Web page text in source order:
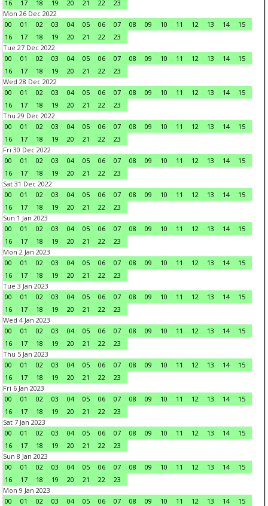
16
17 18 19 20 21 22
23
Mon 26 Dec 2022
00
01 02 03 04 05 06 07 08 09 10 11 12 13 14
15
16
17 18 19 20 21 22
23
Tue 27 Dec 2022
00
01 02 03 04 05 06 07 08 09 10 11 12 13 14
15
16
17 18 19 20 21 22
23
Wed 28 Dec 2022
00
01 02 03 04 05 06 07 08 09 10 11 12 13 14
15
16
17 18 19 20 21 22
23
Thu 29 Dec 2022
00
01 02 03 04 05 06 07 08 09 10 11 12 13 14
15
16
17 18 19 20 21 22
23
Fri 30 Dec 2022
00
01 02 03 04 05 06 07 08 09 10 11 12 13 14
15
16
17 18 19 20 21 22
23
Sat 31 Dec 2022
00
01 02 03 04 05 06 07 08 09 10 11 12 13 14
15
16
17 18 19 20 21 22
23
Sun 1 Jan 2023
00
01 02 03 04 05 06 07 08 09 10 11 12 13 14
15
16
17 18 19 20 21 22
23
Mon 2 Jan 2023
00
01 02 03 04 05 06 07 08 09 10 11 12 13 14
15
16
17 18 19 20 21 22
23
Tue 3 Jan 2023
00
01 02 03 04 05 06 07 08 09 10 11 12 13 14
15
16
17 18 19 20 21 22
23
Wed 4 Jan 2023
00
01 02 03 04 05 06 07 08 09 10 11 12 13 14
15
16
17 18 19 20 21 22
23
Thu 5 Jan 2023
00
01 02 03 04 05 06 07 08 09 10 11 12 13 14
15
16
17 18 19 20 21 22
23
Fri 6 Jan 2023
00
01 02 03 04 05 06 07 08 09 10 11 12 13 14
15
16
17 18 19 20 21 22
23
Sat 7 Jan 2023
00
01 02 03 04 05 06 07 08 09 10 11 12 13 14
15
16
17 18 19 20 21 22
23
Sun 8 Jan 2023
00
01 02 03 04 05 06 07 08 09 10 11 12 13 14
15
16
17 18 19 20 21 22
23
Mon 9 Jan 2023
00
01 02 03 04 05 06 07 08 09 10 11 12 13 14 15